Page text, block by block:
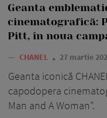
Geanta
cinematografică:
Pitt, în noua
— CHANEL 27 martie
Geanta iconică
capodopera
Man and A Woman".